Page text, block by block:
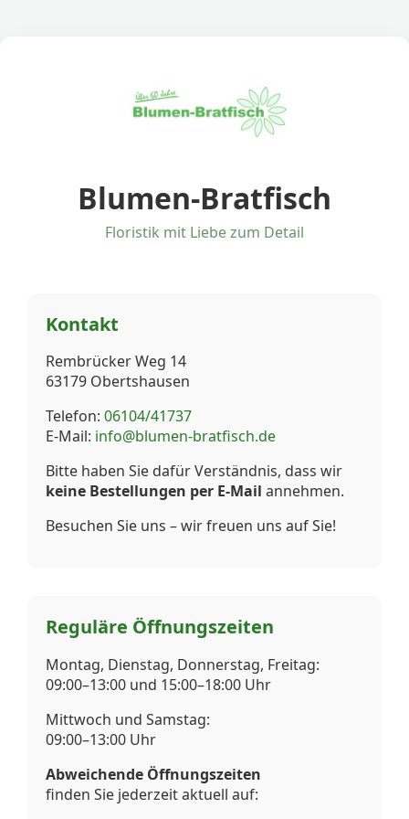
Blumen-Bratfisch
Floristik mit Liebe zum Detail
Kontakt
Rembrücker Weg 14
63179 Obertshausen
Telefon: 06104/41737
E-Mail: info@blumen-bratfisch.de
Bitte haben Sie dafür Verständnis, dass wir
keine Bestellungen per E-Mail annehmen.
Besuchen Sie uns – wir freuen uns auf Sie!
Reguläre Öffnungszeiten
Montag, Dienstag, Donnerstag, Freitag:
09:00–13:00 und 15:00–18:00 Uhr
Mittwoch und Samstag:
09:00–13:00 Uhr
Abweichende Öffnungszeiten
finden Sie jederzeit aktuell auf: